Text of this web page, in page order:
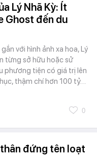
Lý Nhã Kỳ: Ít
Ghost đến du
với hình ảnh xa hoa, Lý
từng sở hữu hoặc sử
phương tiện có giá trị lên
thậm chí hơn 100 tỷ…
0
đứng tên loạt